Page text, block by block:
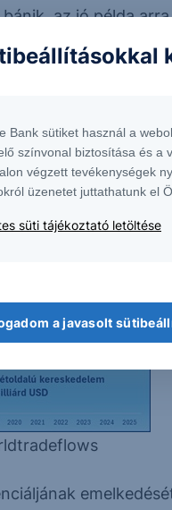
az jó példa
ez a pozíció már
vásárol. Nagy
ahogy – többek
Olybá tűnik, hogy
a brazil
Bank sütiket használ a
színvonal biztosítása és a
végzett tevékenységek
üzenetet juttathatunk el
süti tájékoztató letöltése
a javasolt